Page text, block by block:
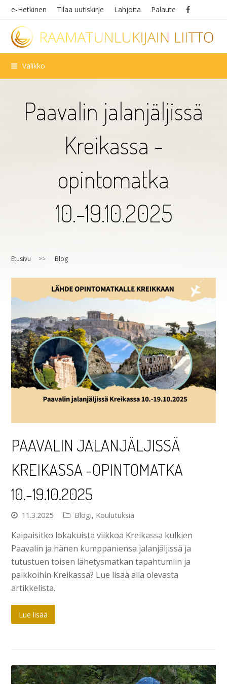
e-Hetkinen Tilaa uutiskirje Lahjoita Palaute
Valikko
Paavalin jalanjäljissä
Kreikassa -
opintomatka
10.-19.10.2025
Etusivu >> Blog
PAAVALIN JALANJÄLJISSÄ
KREIKASSA -OPINTOMATKA
10.-19.10.2025
11.3.2025 Blogi, Koulutuksia
Kaipaisitko lokakuista viikkoa Kreikassa kulkien
Paavalin ja hänen kumppaniensa jalanjäljissä ja
tutustuen toisen lähetysmatkan tapahtumiin ja
paikkoihin Kreikassa? Lue lisää alla olevasta
artikkelista.
Lue lisää